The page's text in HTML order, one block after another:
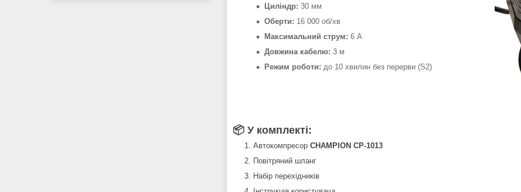
Циліндр: 30 мм
Оберти: 16 000 об/хв
Максимальний струм: 6 А
Довжина кабелю: 3 м
Режим роботи: до 10 хвилин без перерви (S2)
📦 У комплекті:
Автокомпресор CHAMPION CP-1013
Повітряний шланг
Набір перехідників